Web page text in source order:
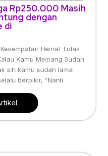
Rp250.000 Masih
dengan
di
Kesempatan Hemat Tidak
Kamu Memang Sudah
sih kamu sudah lama
berpikir, “Nanti